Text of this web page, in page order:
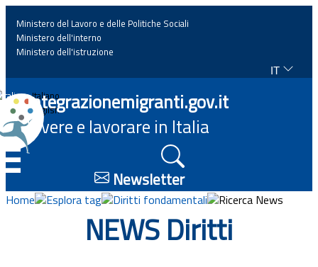
Home
News
Approfondimenti
Eventi
Ministero del Lavoro e delle Politiche Sociali
Ministero dell'interno
Ministero dell'istruzione
IT
Italiano
English
Integrazionemigranti.gov.it
Vivere e lavorare in Italia
Newsletter
Home Esplora tag Diritti fondamentali Ricerca News
NEWS Diritti